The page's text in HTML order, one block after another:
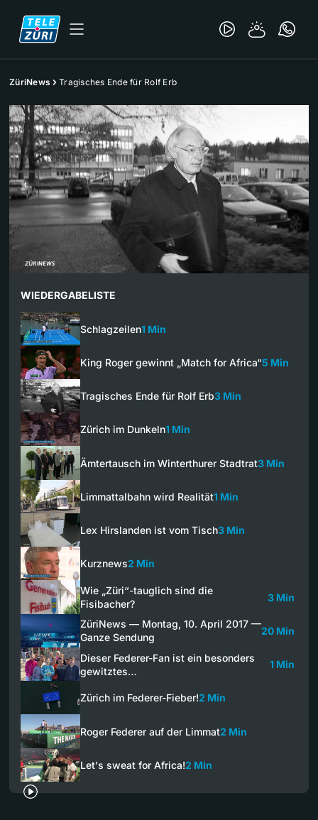
ZüriNews Tragisches Ende für Rolf Erb
WIEDERGABELISTE
Schlagzeilen1 Min
King Roger gewinnt „Match for Africa“5 Min
Tragisches Ende für Rolf Erb3 Min
Zürich im Dunkeln1 Min
Ämtertausch im Winterthurer Stadtrat3 Min
Limmattalbahn wird Realität1 Min
Lex Hirslanden ist vom Tisch3 Min
Kurznews2 Min
Wie „Züri“-tauglich sind die
Fisibacher?
3 Min
ZüriNews — Montag, 10. April 2017 —
Ganze Sendung
20 Min
Dieser Federer-Fan ist ein besonders
gewitztes…
1 Min
Zürich im Federer-Fieber!2 Min
Roger Federer auf der Limmat2 Min
Let's sweat for Africa!2 Min